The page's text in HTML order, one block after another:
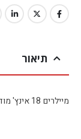
תיאור
מיילרים 18 אינץ' מודפס *מגיע בסיטונאות חבילה של 5 יח' *